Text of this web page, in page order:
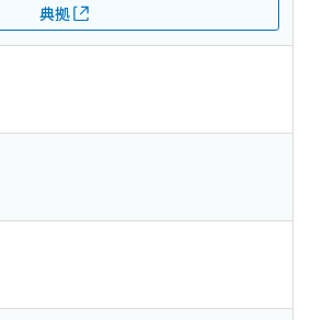
典拠